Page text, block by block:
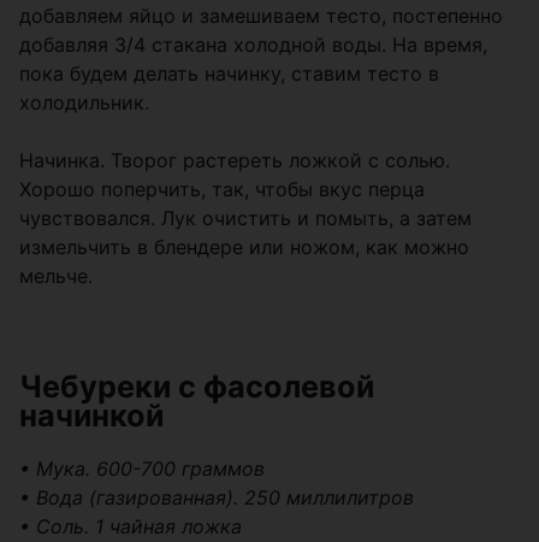
добавляем яйцо и замешиваем тесто, постепенно
добавляя 3/4 стакана холодной воды. На время,
пока будем делать начинку, ставим тесто в
холодильник.
Начинка. Творог растереть ложкой с солью.
Хорошо поперчить, так, чтобы вкус перца
чувствовался. Лук очистить и помыть, а затем
измельчить в блендере или ножом, как можно
мельче.
Чебуреки с фасолевой
начинкой
• Мука. 600-700 граммов
• Вода (газированная). 250 миллилитров
• Соль. 1 чайная ложка